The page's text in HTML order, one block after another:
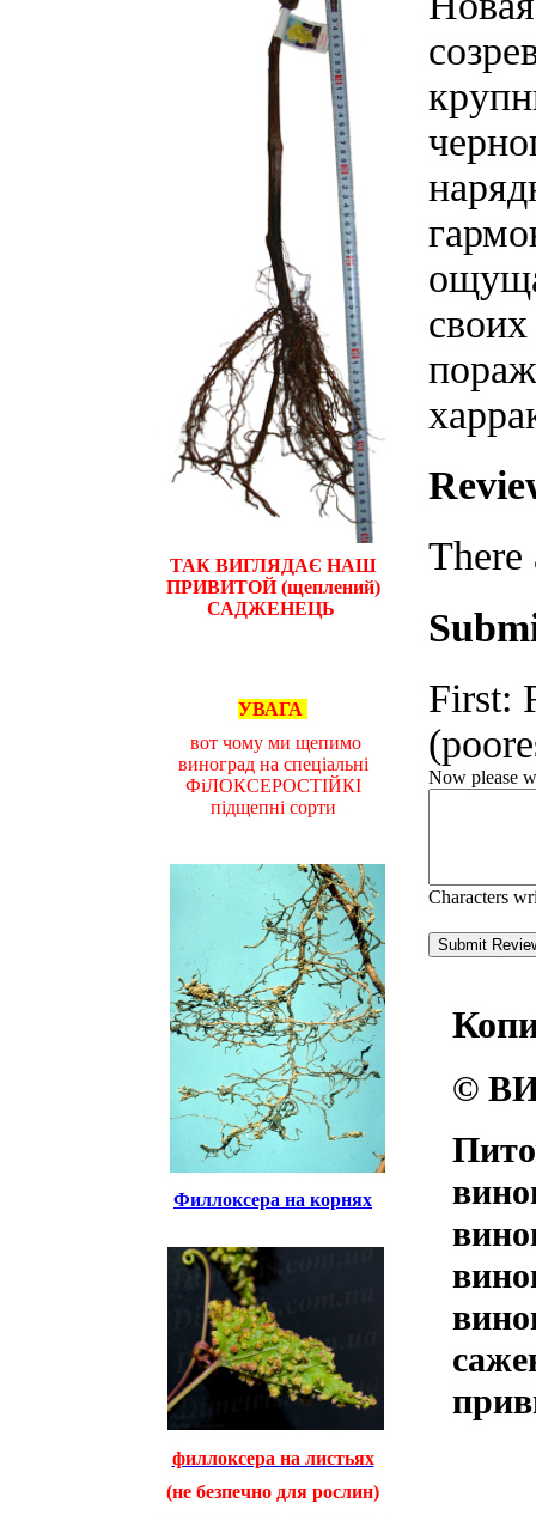
ТАК ВИГЛЯДАЄ НАШ
ПРИВИТОЙ (щеплений)
САДЖЕНЕЦЬ
УВАГА
вот чому ми щепимо
виноград на спеціальні
ФіЛОКСЕРОСТІЙКІ
підщепні сорти
Филлоксера на корнях
филлоксера на листьях
(не безпечно для рослин)
There
First:
Now please
Characters
©